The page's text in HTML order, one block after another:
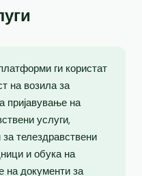
ги користат
на возила за
пријавување на
услуги,
телездравствени
и обука на
на документи за